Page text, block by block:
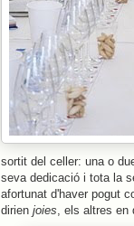
sortit del celler: una o
seva dedicació i tota la
afortunat d'haver pogut
dirien joies, els altres en